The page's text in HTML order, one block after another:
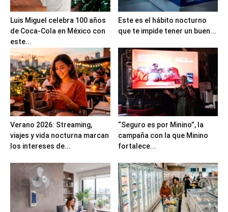
Luis Miguel celebra 100 años
de Coca-Cola en México con
este...
Este es el hábito nocturno
que te impide tener un buen...
Verano 2026: Streaming,
viajes y vida nocturna marcan
los intereses de...
“Seguro es por Minino”, la
campaña con la que Minino
fortalece...